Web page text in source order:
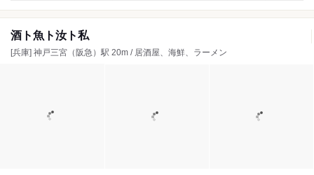
酒ト魚ト汝ト私
[兵庫] 神戸三宮（阪急）駅 20m / 居酒屋、海鮮、ラーメン